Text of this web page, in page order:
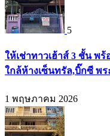
5
ให้เช่าทาวเฮ้าส์ 3 ชั้น พ
ใกล้ห้างเซ็นทรัล,บิ๊กซี พร
1 พฤษภาคม 2026